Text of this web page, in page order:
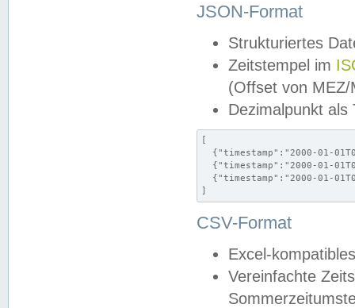
JSON-Format
Strukturiertes
Zeitstempel im
(Offset von MEZ/
Dezimalpunkt als
[
{"timestamp":"2000-01-
{"timestamp":"2000-01-
{"timestamp":"2000-01-
]
CSV-Format
Excel-
Vereinfachte